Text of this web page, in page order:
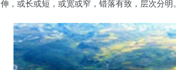
伸，或长或短，或宽或窄，错落有致，层次分明